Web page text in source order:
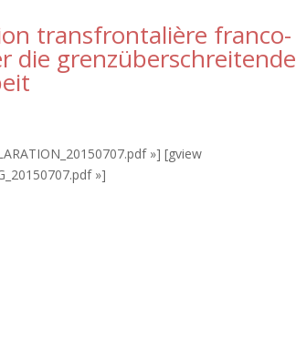
transfrontalière franco-
die grenzüberschreitende
»] [gview
»]